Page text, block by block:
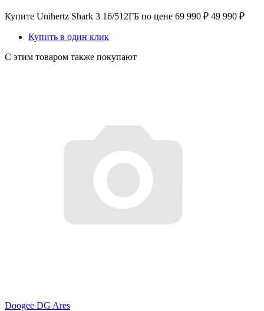
Купите Unihertz Shark 3 16/512ГБ по цене 69 990 ₽ 49 990 ₽
Купить в один клик
С этим товаром также покупают
Doogee DG Ares